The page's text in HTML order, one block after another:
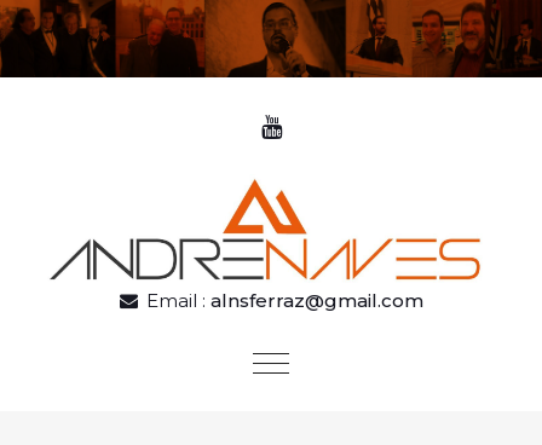
Skip to content
Email : alnsferraz@gmail.com
Toggle